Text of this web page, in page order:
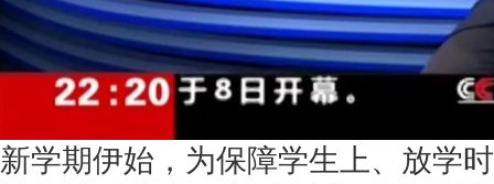
新学期伊始，为保障学生上、放学